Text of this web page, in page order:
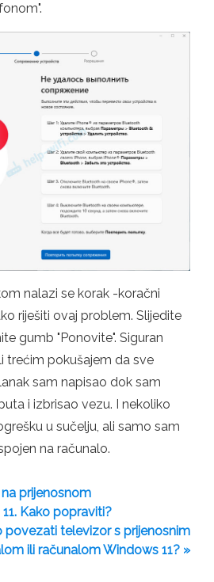
nalazi se korak -koračni
riješiti ovaj problem. Slijedite
gumb "Ponovite". Siguran
trećim pokušajem da sve
sam napisao dok sam
i izbrisao vezu. I nekoliko
u sučelju, ali samo sam
na računalo.
prijenosnom
Kako popraviti?
povezati televizor s prijenosnim
ili računalom Windows 11? »